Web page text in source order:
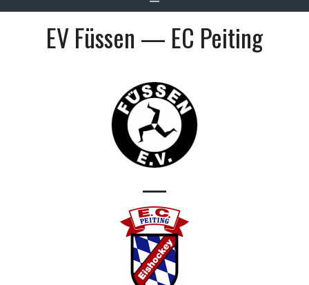
EV Füssen — EC Peiting
—